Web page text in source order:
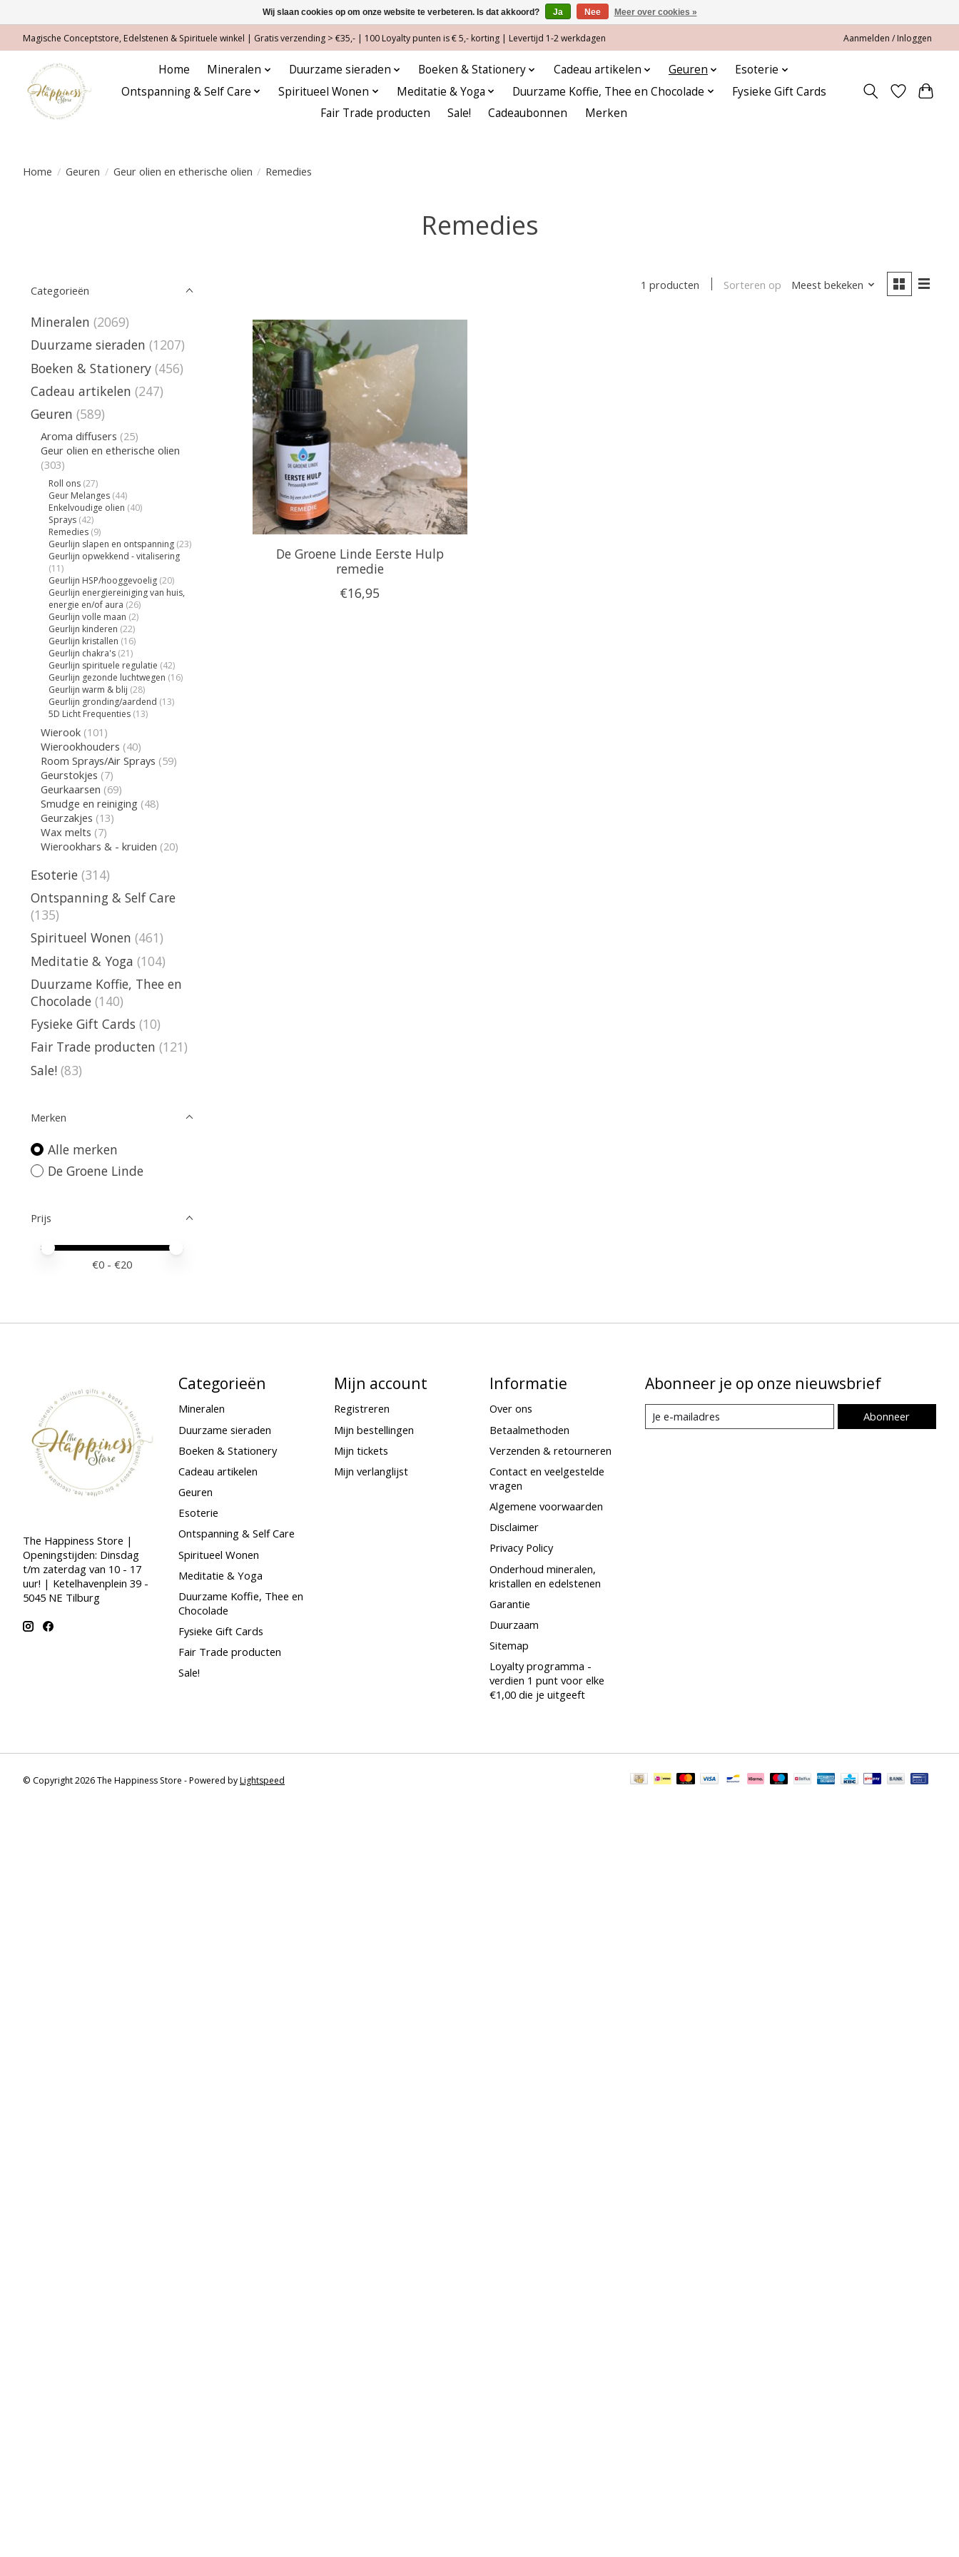
Magische Conceptstore, Edelstenen & Spirituele winkel | Gratis verzending > €35,- | 100 Loyalty punten is € 5,- korting | Levertijd 1-2 werkdagen Aanmelden / Inloggen
Home Mineralen Duurzame sieraden Boeken & Stationery Cadeau artikelen Geuren
Esoterie
Ontspanning & Self Care
Spiritueel Wonen Meditatie & Yoga Duurzame Koffie, Thee en Chocolade
Fysieke Gift Cards
Fair Trade producten
Sale! Cadeaubonnen Merken
Home / Geuren / Geur olien en etherische olien / Remedies
Remedies
Categorieën
Mineralen (2069)
Duurzame sieraden (1207)
Boeken & Stationery (456)
Cadeau artikelen (247)
Geuren (589)
Aroma diffusers (25)
Geur olien en etherische olien
(303)
Roll ons (27)
Geur Melanges (44)
Enkelvoudige olien (40)
Sprays (42)
Remedies (9)
Geurlijn slapen en ontspanning (23)
Geurlijn opwekkend - vitalisering
(11)
Geurlijn HSP/hooggevoelig (20)
Geurlijn energiereiniging van huis,
energie en/of aura (26)
Geurlijn volle maan (2)
Geurlijn kinderen (22)
Geurlijn kristallen (16)
Geurlijn chakra's (21)
Geurlijn spirituele regulatie (42)
Geurlijn gezonde luchtwegen (16)
Geurlijn warm & blij (28)
Geurlijn gronding/aardend (13)
5D Licht Frequenties (13)
Wierook (101)
Wierookhouders (40)
Room Sprays/Air Sprays (59)
Geurstokjes (7)
Geurkaarsen (69)
Smudge en reiniging (48)
Geurzakjes (13)
Wax melts (7)
Wierookhars & - kruiden (20)
Esoterie (314)
Ontspanning & Self Care
(135)
Spiritueel Wonen (461)
Meditatie & Yoga (104)
Duurzame Koffie, Thee en
Chocolade (140)
Fysieke Gift Cards (10)
Fair Trade producten (121)
Sale! (83)
Merken
Alle merken
De Groene Linde
Prijs
Minimale prijswaarde
Price maximum value
€0 - €20
1 producten Sorteren op Meest bekeken
De Groene Linde Eerste Hulp
remedie
€16,95
The Happiness Store |
Openingstijden: Dinsdag
t/m zaterdag van 10 - 17
uur! | Ketelhavenplein 39 -
5045 NE Tilburg
Categorieën
Mineralen
Duurzame sieraden
Boeken & Stationery
Cadeau artikelen
Geuren
Esoterie
Ontspanning & Self Care
Spiritueel Wonen
Meditatie & Yoga
Duurzame Koffie, Thee en
Chocolade
Fysieke Gift Cards
Fair Trade producten
Sale!
Mijn account
Registreren
Mijn bestellingen
Mijn tickets
Mijn verlanglijst
Informatie
Over ons
Betaalmethoden
Verzenden & retourneren
Contact en veelgestelde
vragen
Algemene voorwaarden
Disclaimer
Privacy Policy
Onderhoud mineralen,
kristallen en edelstenen
Garantie
Duurzaam
Sitemap
Loyalty programma -
verdien 1 punt voor elke
€1,00 die je uitgeeft
Abonneer je op onze nieuwsbrief
Abonneer
© Copyright 2026 The Happiness Store - Powered byLightspeed
Wij slaan cookies op om onze website te verbeteren. Is dat akkoord? Ja Nee Meer over cookies »